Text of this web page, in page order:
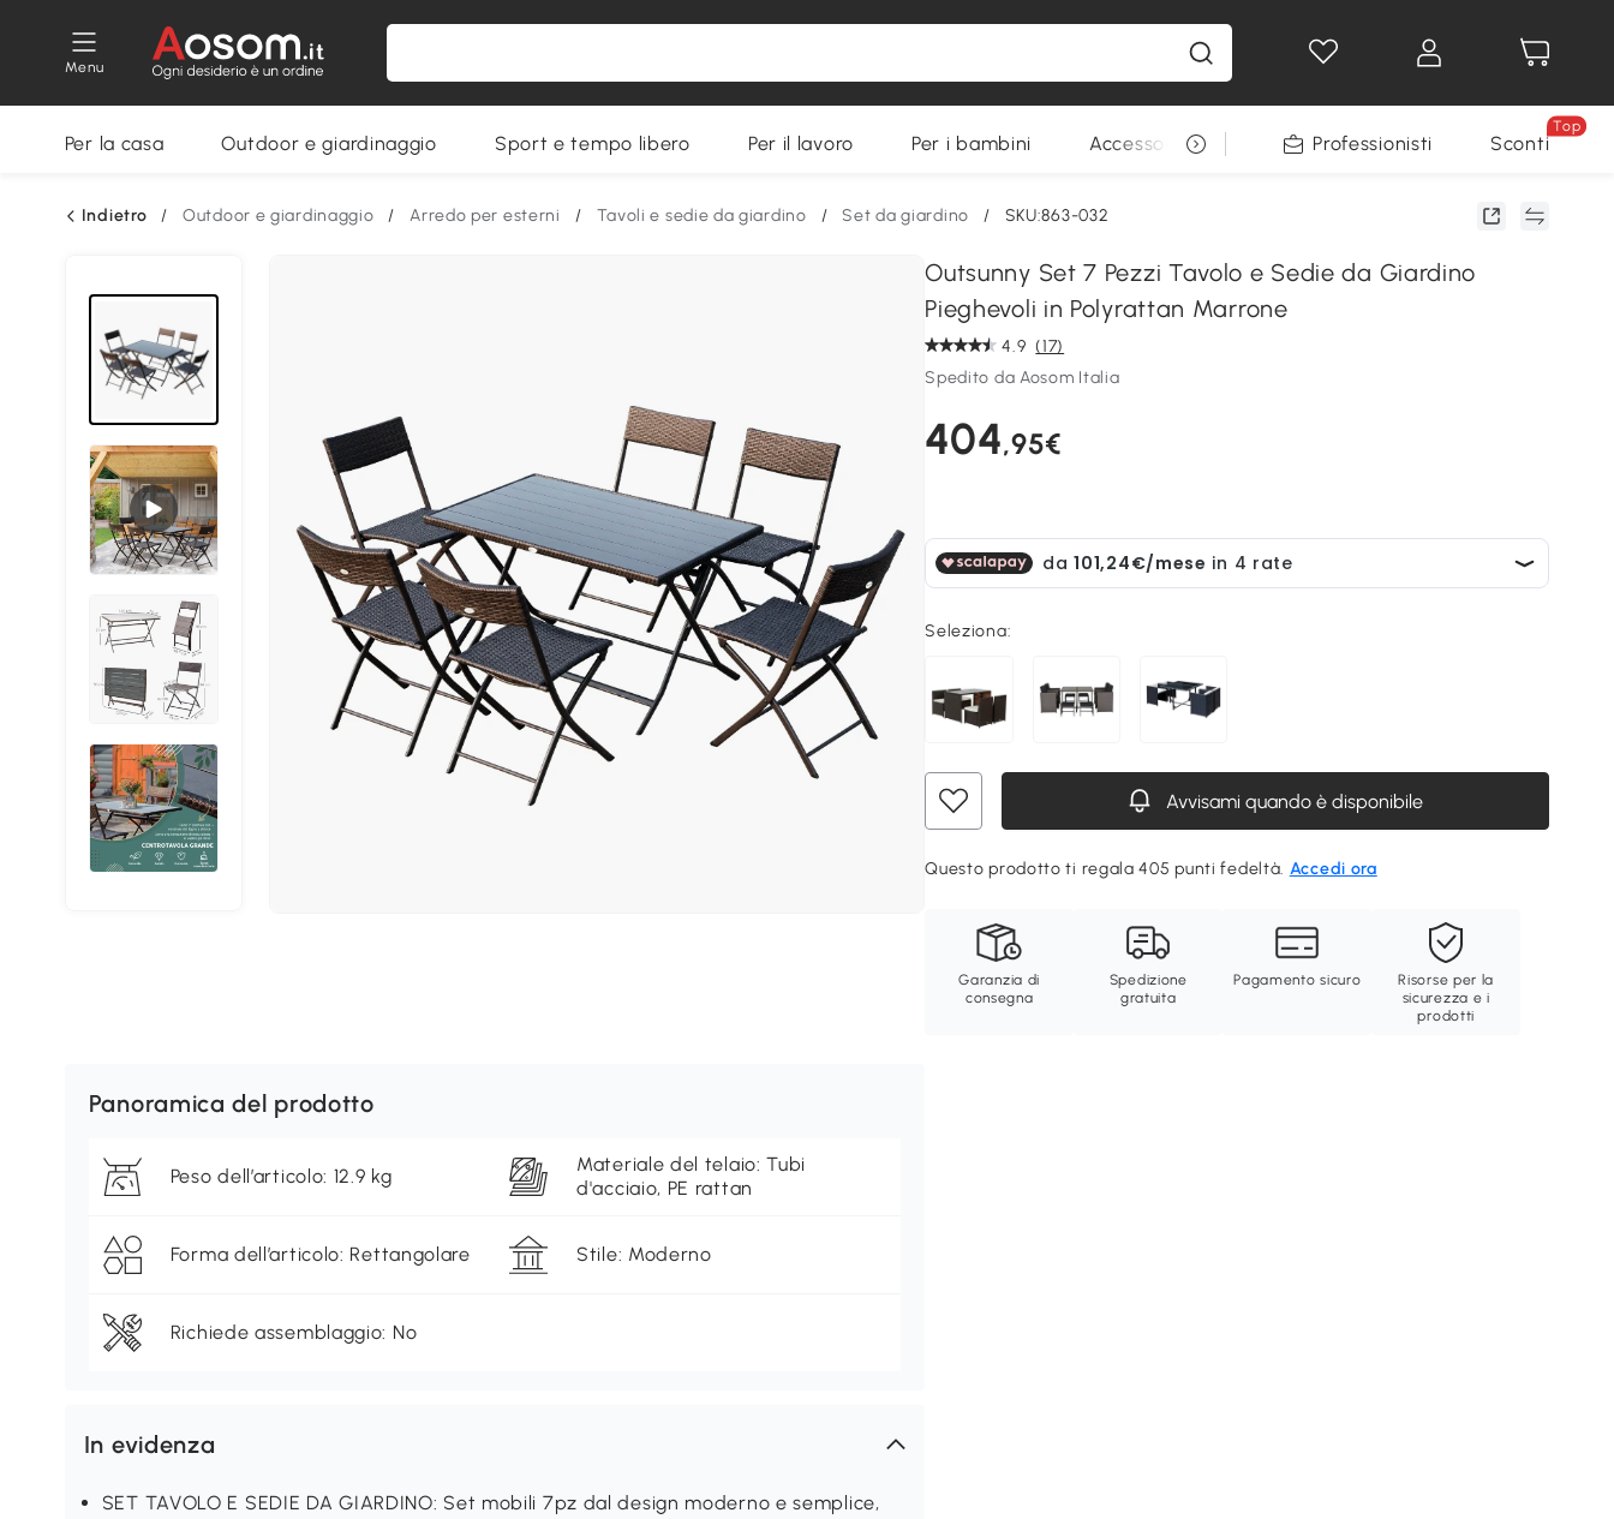
Menu
Per la casa Outdoor e giardinaggio Sport e tempo libero Per il lavoro Per i bambini Accessori per animali Professionisti Sconti
Top
Indietro / Outdoor e giardinaggio / Arredo per esterni / Tavoli e sedie da giardino / Set da giardino / SKU:863-032
Outsunny Set 7 Pezzi Tavolo e Sedie da Giardino
Pieghevoli in Polyrattan Marrone
4.9 (17)
Spedito da Aosom Italia
404,95€
Seleziona:
Avvisami quando è disponibile
Questo prodotto ti regala 405 punti fedeltà. Accedi ora
Garanzia di
consegna
Spedizione
gratuita
Pagamento sicuro
Risorse per la
sicurezza e i
prodotti
Panoramica del prodotto
Peso dell’articolo: 12.9 kg
Materiale del telaio: Tubi
d'acciaio, PE rattan
Forma dell’articolo: Rettangolare Stile: Moderno
Richiede assemblaggio: No
In evidenza
SET TAVOLO E SEDIE DA GIARDINO: Set mobili 7pz dal design moderno e semplice,